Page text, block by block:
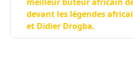
meilleur buteur africain
devant les légendes
et Didier Drogba.